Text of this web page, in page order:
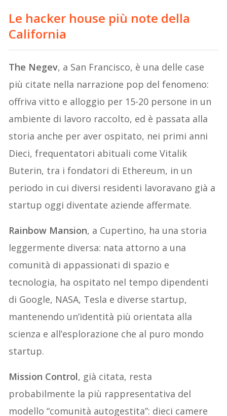
Le hacker house più note della
California
The Negev, a San Francisco, è una delle case
più citate nella narrazione pop del fenomeno:
offriva vitto e alloggio per 15-20 persone in un
ambiente di lavoro raccolto, ed è passata alla
storia anche per aver ospitato, nei primi anni
Dieci, frequentatori abituali come Vitalik
Buterin, tra i fondatori di Ethereum, in un
periodo in cui diversi residenti lavoravano già a
startup oggi diventate aziende affermate.
Rainbow Mansion, a Cupertino, ha una storia
leggermente diversa: nata attorno a una
comunità di appassionati di spazio e
tecnologia, ha ospitato nel tempo dipendenti
di Google, NASA, Tesla e diverse startup,
mantenendo un’identità più orientata alla
scienza e all’esplorazione che al puro mondo
startup.
Mission Control, già citata, resta
probabilmente la più rappresentativa del
modello “comunità autogestita”: dieci camere